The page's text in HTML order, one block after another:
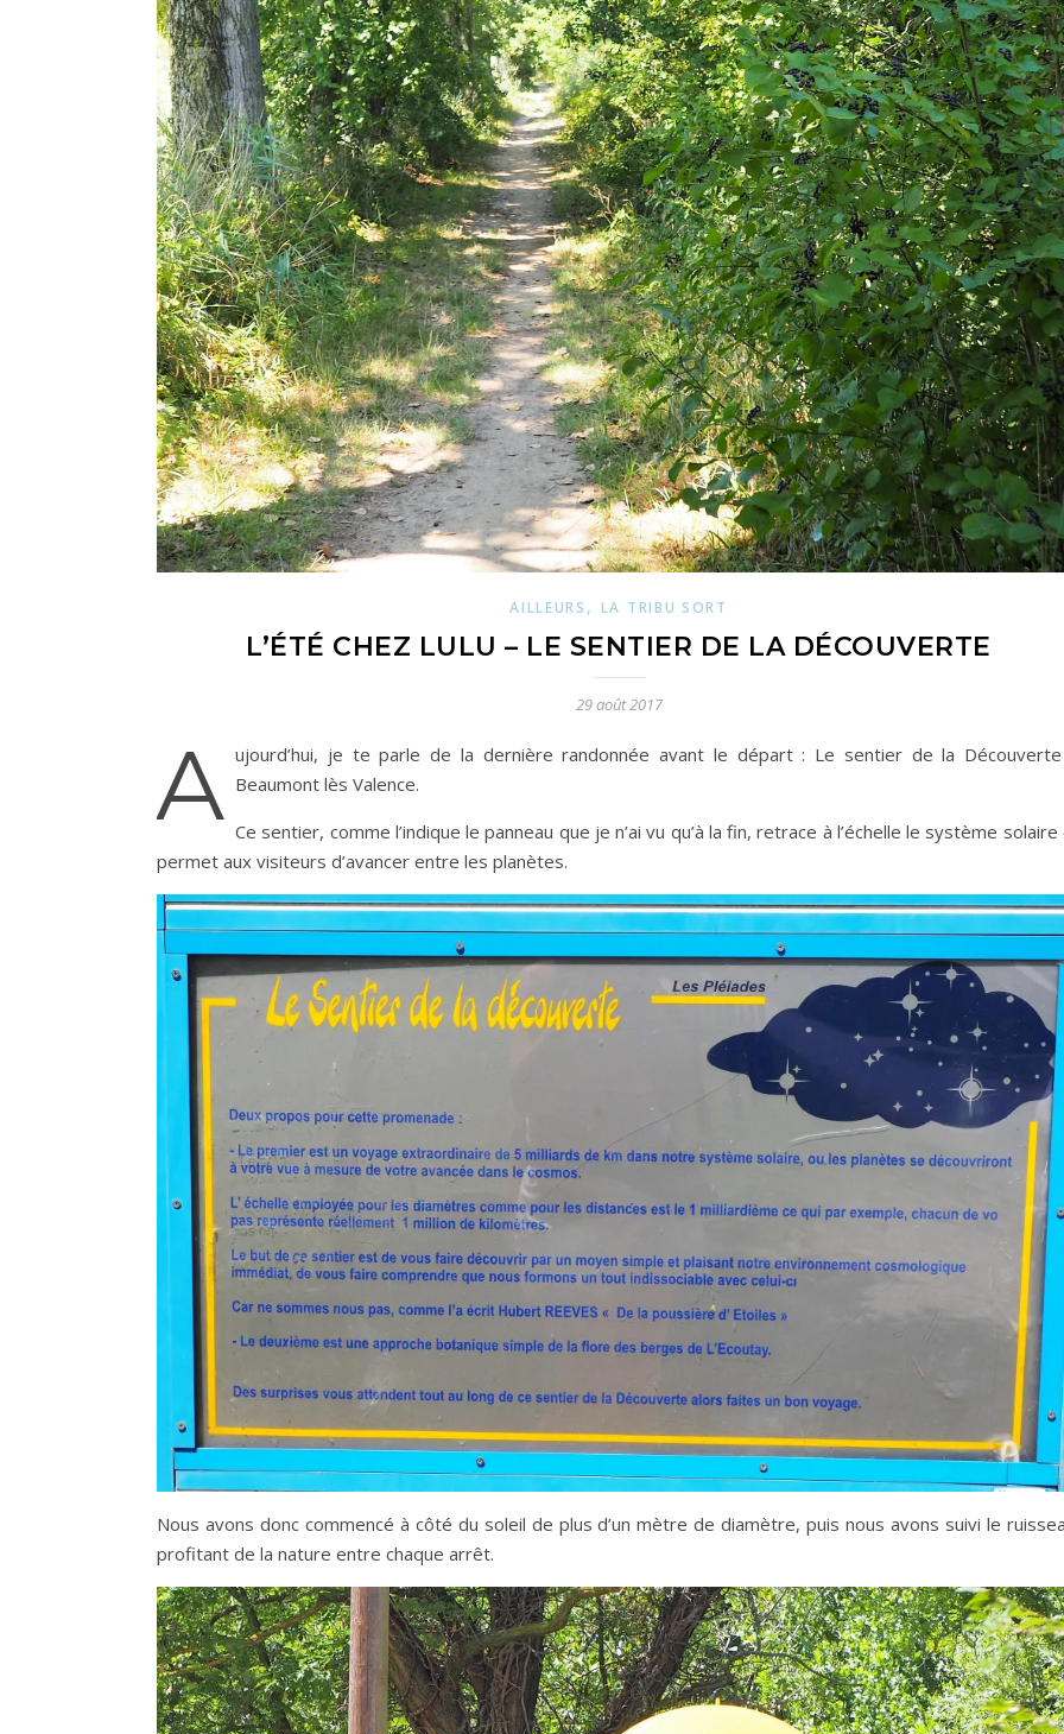
AILLEURS , LA TRIBU SORT
L’ÉTÉ CHEZ LULU – LE SENTIER DE LA DÉCOUVERTE
29 août 2017
A ujourd’hui, je te parle de la dernière randonnée avant le départ : Le sentier de la
Beaumont lès Valence.
Ce sentier, comme l’indique le panneau que je n’ai vu qu’à la fin, retrace à l’échelle le système
permet aux visiteurs d’avancer entre les planètes.
Nous avons donc commencé à côté du soleil de plus d’un mètre de diamètre, puis nous avons suivi le
profitant de la nature entre chaque arrêt.